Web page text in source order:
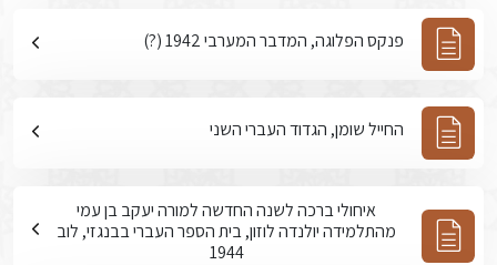
פנקס הפלוגה, המדבר המערבי 1942 (?)
החייל שומן, הגדוד העברי השני
איחולי ברכה לשנה החדשה למורה יעקב בן עמי
מהתלמידה יולנדה לוזון, בית הספר העברי בבנגזי, לוב
1944